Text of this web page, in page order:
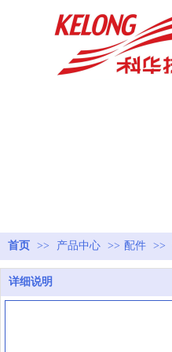
首页 >> 产品中心 >> 配件 >>
详细说明